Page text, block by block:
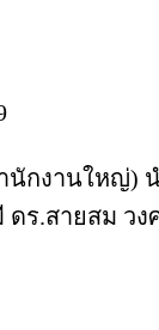
นักงานใหญ่)
ดร.สายสม ว